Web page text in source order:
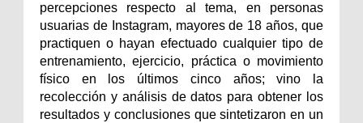
percepciones respecto al tema, en personas
usuarias de Instagram, mayores de 18 años, que
practiquen o hayan efectuado cualquier tipo de
entrenamiento, ejercicio, práctica o movimiento
físico en los últimos cinco años; vino la
recolección y análisis de datos para obtener los
resultados y conclusiones que sintetizaron en un